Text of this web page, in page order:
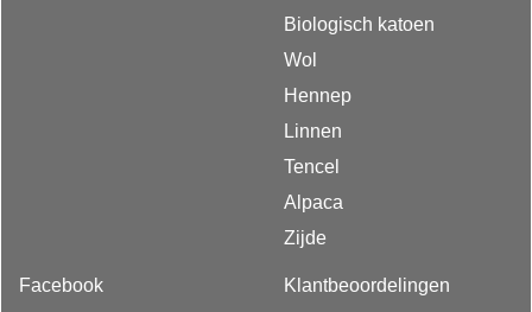
Biologisch katoen
Wol
Hennep
Linnen
Tencel
Alpaca
Zijde
Facebook
Klantbeoordelingen